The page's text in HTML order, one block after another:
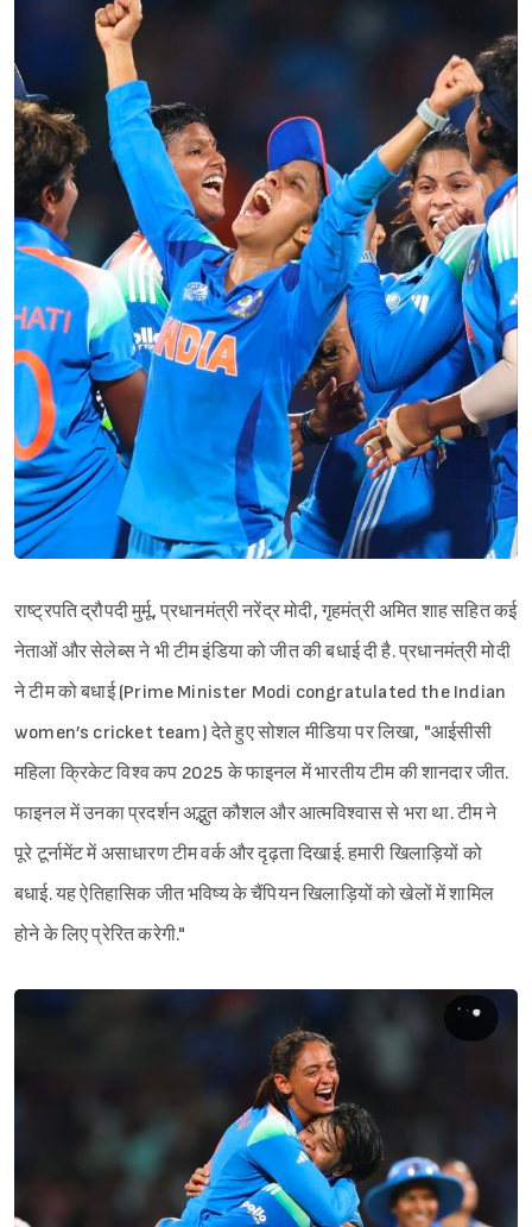
राष्ट्रपति द्रौपदी मुर्मू, प्रधानमंत्री नरेंद्र मोदी, गृहमंत्री अमित शाह सहित कई
नेताओं और सेलेब्स ने भी टीम इंडिया को जीत की बधाई दी है. प्रधानमंत्री मोदी
ने टीम को बधाई (Prime Minister Modi congratulated the Indian
women’s cricket team) देते हुए सोशल मीडिया पर लिखा, "आईसीसी
महिला क्रिकेट विश्व कप 2025 के फाइनल में भारतीय टीम की शानदार जीत.
फाइनल में उनका प्रदर्शन अद्भुत कौशल और आत्मविश्वास से भरा था. टीम ने
पूरे टूर्नामेंट में असाधारण टीम वर्क और दृढ़ता दिखाई. हमारी खिलाड़ियों को
बधाई. यह ऐतिहासिक जीत भविष्य के चैंपियन खिलाड़ियों को खेलों में शामिल
होने के लिए प्रेरित करेगी."